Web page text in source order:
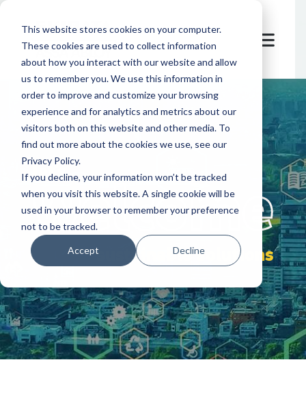
This website stores cookies on your computer.
These cookies are used to collect information
about how you interact with our website and allow
us to remember you. We use this information in
order to improve and customize your browsing
experience and for analytics and metrics about our
visitors both on this website and other media. To
find out more about the cookies we use, see our
Privacy Policy.
If you decline, your information won’t be tracked
when you visit this website. A single cookie will be
used in your browser to remember your preference
not to be tracked.
Accept Decline
let's
welcome
sustainable solutions